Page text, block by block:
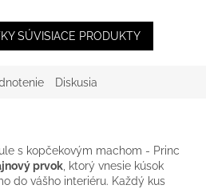
SÚVISIACE PRODUKTY
Diskusia
s kopčekovým machom - Princ
prvok, ktorý vnesie kúsok
do vášho interiéru. Každý kus